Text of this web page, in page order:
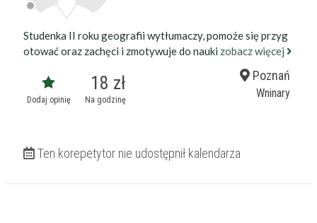
Studenka II roku geografii wytłumaczy, pomoże się przyg
otować oraz zachęci i zmotywuje do nauki zobacz więcej
Dodaj opinię
18 zł
Na godzinę
Poznań
Wninary
Ten korepetytor nie udostępnił kalendarza